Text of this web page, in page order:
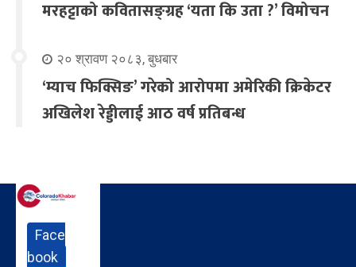
मरहट्टाको कवितासङ्ग्रह ‘यता कि उता ?’ विमोचन
२० श्रावण २०८३, बुधबार
‘म्याच फिक्सिङ’ गरेको आरोपमा अमेरिकी क्रिकेटर
अखिलेश रेड्डीलाई आठ वर्ष प्रतिबन्ध
Face
book